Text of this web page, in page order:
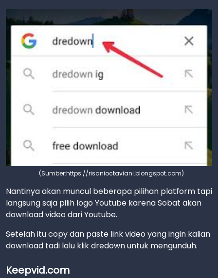
(Sumber:https://risanioctaviani.blongspot.com)
Nantinya akan muncul beberapa pilihan platform tapi
langsung saja pilih logo Youtube karena Sobat akan
download video dari Youtube.
Setelah itu copy dan paste link video yang ingin kalian
download tadi lalu klik dredown untuk mengunduh.
Keepvid.com